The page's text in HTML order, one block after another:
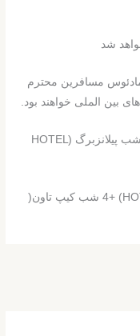
شد
مسافرین محترم
بین الملی خواهند بود.
” ۲ شب ژوهانسبورگ ( DAVINCIهتل )+ ۱ شب پیلانزبرگ (HOTEL
۲ شب سان سیتی( HOTEL THE CASCADES) +4 شب کیپ تاون(